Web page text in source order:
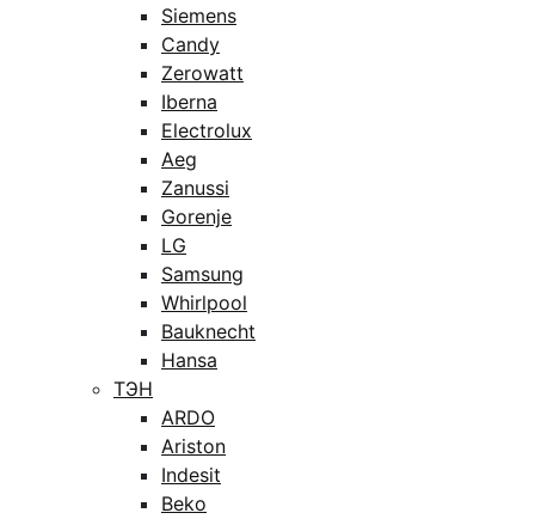
Siemens
Candy
Zerowatt
Iberna
Electrolux
Aeg
Zanussi
Gorenje
LG
Samsung
Whirlpool
Bauknecht
Hansa
ТЭН
ARDO
Ariston
Indesit
Beko